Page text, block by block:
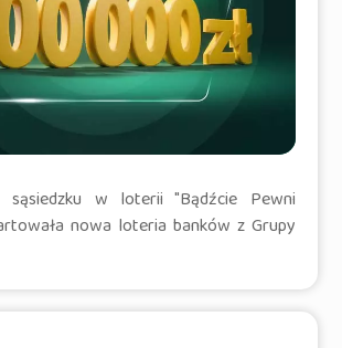
w loterii "Bądźcie Pewni
nowa loteria banków z Grupy